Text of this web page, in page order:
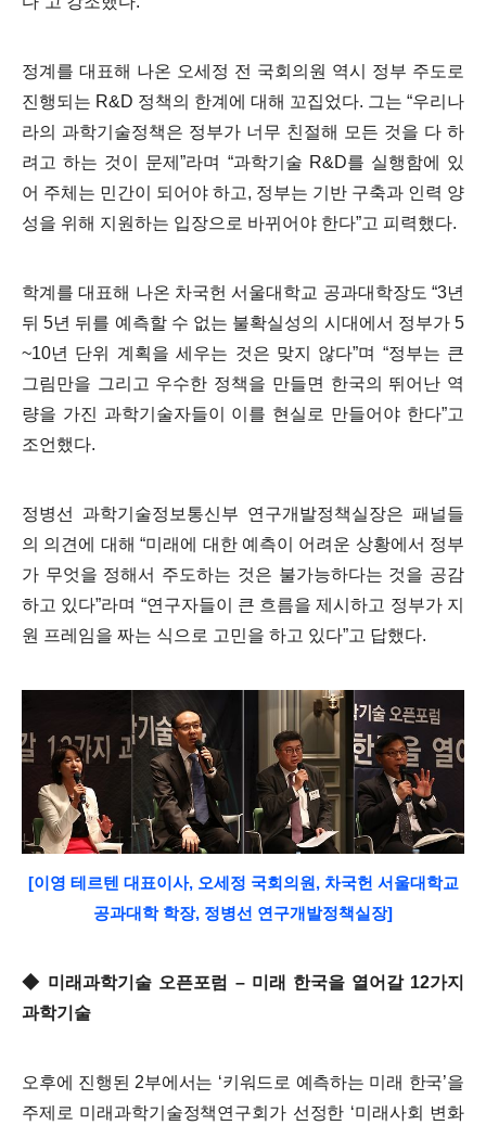
정계를 대표해 나온 오세정 전 국회의원 역시 정부 주도로
진행되는 R&D 정책의 한계에 대해 꼬집었다. 그는 “우리나
라의 과학기술정책은 정부가 너무 친절해 모든 것을 다 하
려고 하는 것이 문제”라며 “과학기술 R&D를 실행함에 있
어 주체는 민간이 되어야 하고, 정부는 기반 구축과 인력 양
성을 위해 지원하는 입장으로 바뀌어야 한다”고 피력했다.
학계를 대표해 나온 차국헌 서울대학교 공과대학장도 “3년
뒤5년 뒤를 예측할 수 없는 불확실성의 시대에서 정부가5
~10년 단위 계획을 세우는 것은 맞지 않다”며 “정부는 큰
그림만을 그리고 우수한 정책을 만들면 한국의 뛰어난 역
량을 가진 과학기술자들이 이를 현실로 만들어야 한다”고
조언했다.
정병선 과학기술정보통신부 연구개발정책실장은 패널들
의 의견에 대해“미래에 대한 예측이 어려운 상황에서 정부
가 무엇을 정해서 주도하는 것은 불가능하다는 것을 공감
하고 있다”라며 “연구자들이 큰 흐름을 제시하고 정부가 지
원 프레임을 짜는 식으로 고민을 하고 있다”고 답했다.
[이영 테르텐 대표이사, 오세정 국회의원, 차국헌 서울대학교
공과대학 학장, 정병선 연구개발정책실장]
◆ 미래과학기술 오픈포럼 – 미래 한국을 열어갈 12가지
과학기술
오후에 진행된 2부에서는 ‘키워드로 예측하는 미래 한국’을
주제로 미래과학기술정책연구회가 선정한 ‘미래사회 변화